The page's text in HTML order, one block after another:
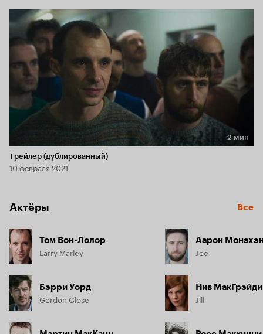
Длительность 2 мин
2 мин
Трейлер (дублированный)
10 февраля 2021
Актёры Все
Том Вон-Лолор
Larry Marley
Бэрри Уорд
Gordon Close
Аарон
Joe
Нив МакГрэйди
Jill